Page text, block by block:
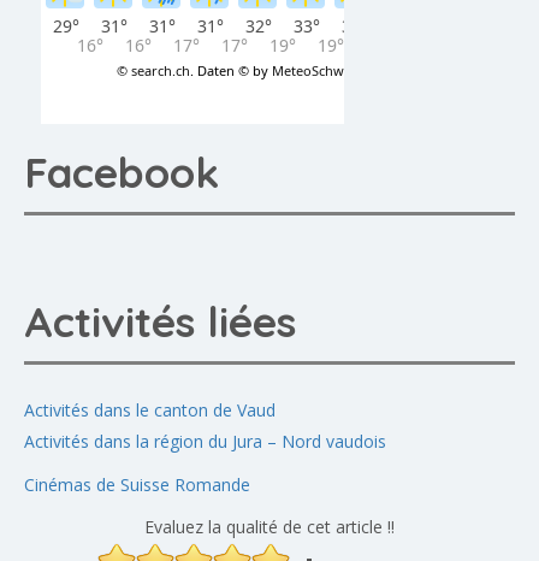
Facebook
Activités liées
Activités dans le canton de Vaud
Activités dans la région du Jura – Nord vaudois
Cinémas de Suisse Romande
Evaluez la qualité de cet article !!